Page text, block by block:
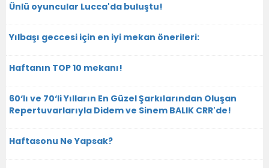
Ünlü oyuncular Lucca'da buluştu!
Yılbaşı geccesi için en iyi mekan önerileri:
Haftanın TOP 10 mekanı!
60‘lı ve 70‘li Yılların En Güzel Şarkılarından Oluşan
Repertuvarlarıyla Didem ve Sinem BALIK CRR'de!
Haftasonu Ne Yapsak?